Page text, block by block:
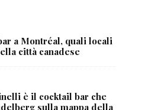
a Montréal, quali locali
città canadese
è il cocktail bar che
sulla mappa della